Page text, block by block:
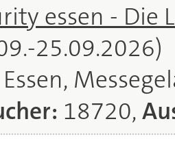
essen - Die
25.09.2026)
Essen,
18720,